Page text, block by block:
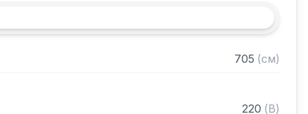
приобретаются отдельно
виде
705 (см)
220 (В)